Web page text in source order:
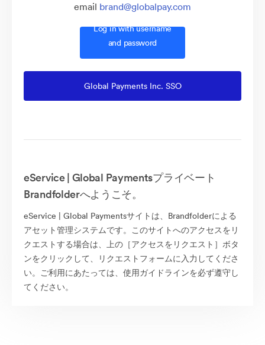
email brand@globalpay.com
Global Payments Inc. SSO
Log in with username
and password
eService | Global Paymentsプライベート
Brandfolderへようこそ。
eService | Global Paymentsサイトは、Brandfolderによる
アセット管理システムです。このサイトへのアクセスをリ
クエストする場合は、上の［アクセスをリクエスト］ボタ
ンをクリックして、リクエストフォームに入力してくださ
い。ご利用にあたっては、使用ガイドラインを必ず遵守し
てください。